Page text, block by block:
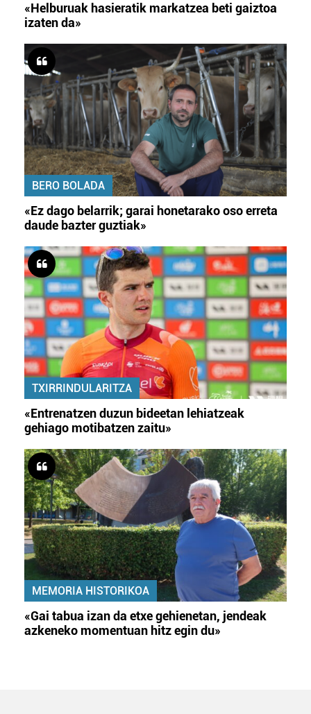
«Helburuak hasieratik markatzea beti gaiztoa
izaten da»
BERO BOLADA
«Ez dago belarrik; garai honetarako oso erreta
daude bazter guztiak»
TXIRRINDULARITZA
«Entrenatzen duzun bideetan lehiatzeak
gehiago motibatzen zaitu»
MEMORIA HISTORIKOA
«Gai tabua izan da etxe gehienetan, jendeak
azkeneko momentuan hitz egin du»